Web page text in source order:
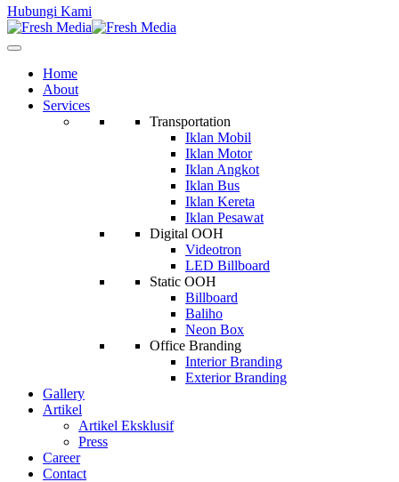
Hubungi Kami
Home
About
Services
Transportation
Iklan Mobil
Iklan Motor
Iklan Angkot
Iklan Bus
Iklan Kereta
Iklan Pesawat
Digital OOH
Videotron
LED Billboard
Static OOH
Billboard
Baliho
Neon Box
Office Branding
Interior Branding
Exterior Branding
Gallery
Artikel
Artikel Eksklusif
Press
Career
Contact